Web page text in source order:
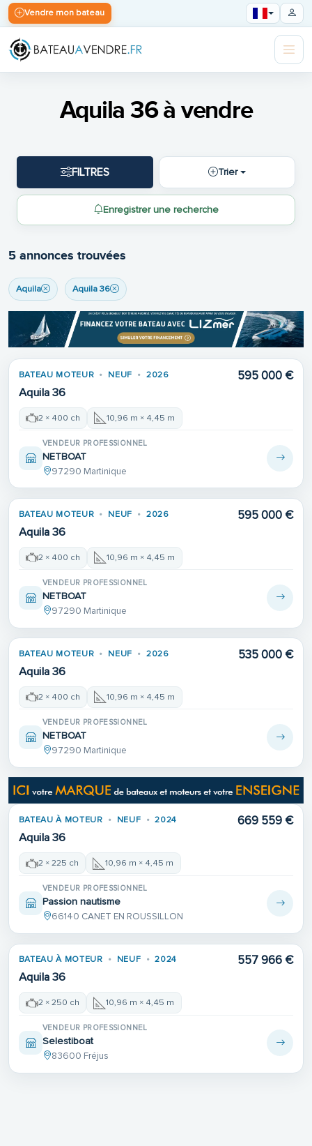
Vendre mon bateau
Aquila 36 à vendre
FILTRES Trier
Enregistrer une recherche
5 annonces trouvées
Aquila Aquila 36
BATEAU MOTEUR NEUF 2026
Aquila 36
595 000 €
2 × 400 ch 10,96 m × 4,45 m
VENDEUR PROFESSIONNEL
NETBOAT
97290 Martinique
BATEAU MOTEUR NEUF 2026
Aquila 36
595 000 €
2 × 400 ch 10,96 m × 4,45 m
VENDEUR PROFESSIONNEL
NETBOAT
97290 Martinique
BATEAU MOTEUR NEUF 2026
Aquila 36
535 000 €
2 × 400 ch 10,96 m × 4,45 m
VENDEUR PROFESSIONNEL
NETBOAT
97290 Martinique
BATEAU À MOTEUR NEUF 2024
Aquila 36
669 559 €
2 × 225 ch 10,96 m × 4,45 m
VENDEUR PROFESSIONNEL
Passion nautisme
66140 CANET EN ROUSSILLON
BATEAU À MOTEUR NEUF 2024
Aquila 36
557 966 €
2 × 250 ch 10,96 m × 4,45 m
VENDEUR PROFESSIONNEL
Selestiboat
83600 Fréjus